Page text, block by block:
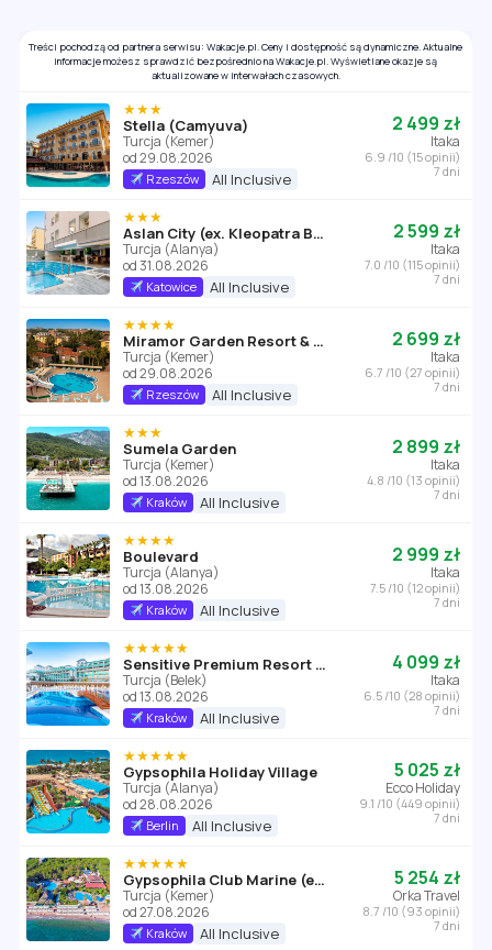
Treści pochodzą od partnera serwisu: Wakacje.pl. Ceny i dostępność są dynamiczne. Aktualne
informacje możesz sprawdzić bezpośrednio na Wakacje.pl. Wyświetlane okazje są
aktualizowane w interwałach czasowych.
★★★
Stella (Camyuva)
Turcja (Kemer)
od 29.08.2026
Rzeszów All Inclusive
2 499 zł
Itaka
6.9 /10 (15 opinii)
7 dni
★★★
Aslan City (ex. Kleopatra Beste)
Turcja (Alanya)
od 31.08.2026
Katowice All Inclusive
2 599 zł
Itaka
7.0 /10 (115 opinii)
7 dni
★★★★
Miramor Garden Resort & Spa (ex. Seker Resort)
Turcja (Kemer)
od 29.08.2026
Rzeszów All Inclusive
2 699 zł
Itaka
6.7 /10 (27 opinii)
7 dni
★★★
Sumela Garden
Turcja (Kemer)
od 13.08.2026
Kraków All Inclusive
2 899 zł
Itaka
4.8 /10 (13 opinii)
7 dni
★★★★
Boulevard
Turcja (Alanya)
od 13.08.2026
Kraków All Inclusive
2 999 zł
Itaka
7.5 /10 (12 opinii)
7 dni
★★★★★
Sensitive Premium Resort & Spa
Turcja (Belek)
od 13.08.2026
Kraków All Inclusive
4 099 zł
Itaka
6.5 /10 (28 opinii)
7 dni
★★★★★
Gypsophila Holiday Village
Turcja (Alanya)
od 28.08.2026
Berlin All Inclusive
5 025 zł
Ecco Holiday
9.1 /10 (449 opinii)
7 dni
★★★★★
Gypsophila Club Marine (ex. Amara Club Marine Nature)
Turcja (Kemer)
od 27.08.2026
Kraków All Inclusive
5 254 zł
Orka Travel
8.7 /10 (93 opinii)
7 dni